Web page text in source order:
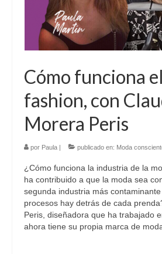
Cómo funciona
fashion, con
Morera Peris
por Paula publicado en: Moda
¿Cómo funciona la industria de la
ha contribuido a que la moda sea
segunda industria más
procesos hay detrás de cada
Peris, diseñadora que ha trabajado
ahora tiene su propia marca de